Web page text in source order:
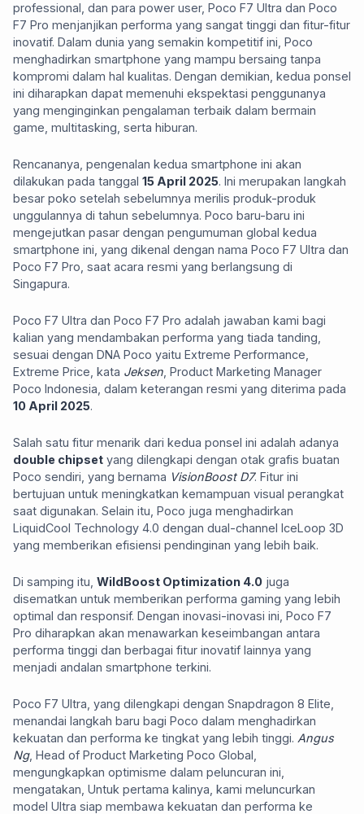
professional, dan para power user, Poco F7 Ultra dan Poco
F7 Pro menjanjikan performa yang sangat tinggi dan fitur-fitur
inovatif. Dalam dunia yang semakin kompetitif ini, Poco
menghadirkan smartphone yang mampu bersaing tanpa
kompromi dalam hal kualitas. Dengan demikian, kedua ponsel
ini diharapkan dapat memenuhi ekspektasi penggunanya
yang menginginkan pengalaman terbaik dalam bermain
game, multitasking, serta hiburan.
Rencananya, pengenalan kedua smartphone ini akan
dilakukan pada tanggal 15 April 2025. Ini merupakan langkah
besar poko setelah sebelumnya merilis produk-produk
unggulannya di tahun sebelumnya. Poco baru-baru ini
mengejutkan pasar dengan pengumuman global kedua
smartphone ini, yang dikenal dengan nama Poco F7 Ultra dan
Poco F7 Pro, saat acara resmi yang berlangsung di
Singapura.
Poco F7 Ultra dan Poco F7 Pro adalah jawaban kami bagi
kalian yang mendambakan performa yang tiada tanding,
sesuai dengan DNA Poco yaitu Extreme Performance,
Extreme Price, kata Jeksen , Product Marketing Manager
Poco Indonesia, dalam keterangan resmi yang diterima pada
10 April 2025.
Salah satu fitur menarik dari kedua ponsel ini adalah adanya
double chipset yang dilengkapi dengan otak grafis buatan
Poco sendiri, yang bernama VisionBoost D7. Fitur ini
bertujuan untuk meningkatkan kemampuan visual perangkat
saat digunakan. Selain itu, Poco juga menghadirkan
LiquidCool Technology 4.0 dengan dual-channel IceLoop 3D
yang memberikan efisiensi pendinginan yang lebih baik.
Di samping itu, WildBoost Optimization 4.0 juga
disematkan untuk memberikan performa gaming yang lebih
optimal dan responsif. Dengan inovasi-inovasi ini, Poco F7
Pro diharapkan akan menawarkan keseimbangan antara
performa tinggi dan berbagai fitur inovatif lainnya yang
menjadi andalan smartphone terkini.
Poco F7 Ultra, yang dilengkapi dengan Snapdragon 8 Elite,
menandai langkah baru bagi Poco dalam menghadirkan
kekuatan dan performa ke tingkat yang lebih tinggi. Angus
Ng, Head of Product Marketing Poco Global,
mengungkapkan optimisme dalam peluncuran ini,
mengatakan, Untuk pertama kalinya, kami meluncurkan
model Ultra siap membawa kekuatan dan performa ke